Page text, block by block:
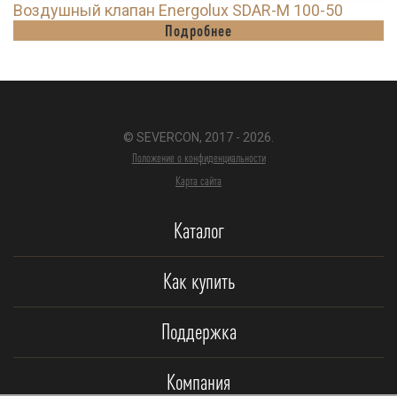
Воздушный клапан Energolux SDAR-M 100-50
Подробнее
© SEVERCON, 2017 - 2026.
Положение о конфиденциальности
Карта сайта
Каталог
Как купить
Поддержка
Компания